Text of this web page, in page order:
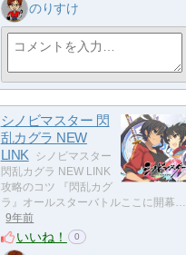
のりすけ
シノビマスター 閃
乱カグラ NEW
LINK
シノビマスター
閃乱カグラ NEW LINK
攻略のコツ 『閃乱カグ
ラ』オールスターバトルここに開幕…
9年前
いいね！ 0